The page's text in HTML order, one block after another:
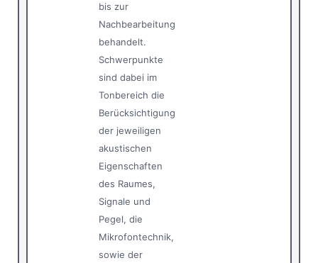
bis zur
Nachbearbeitung
behandelt.
Schwerpunkte
sind dabei im
Tonbereich die
Berücksichtigung
der jeweiligen
akustischen
Eigenschaften
des Raumes,
Signale und
Pegel, die
Mikrofontechnik,
sowie der